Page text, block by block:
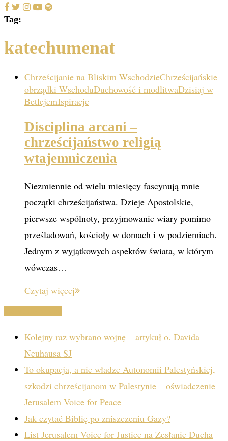
Tag:
katechumenat
Chrześcijanie na Bliskim WschodzieChrześcijańskie
obrządki WschoduDuchowość i modlitwaDzisiaj w
BetlejemIspiracje
Disciplina arcani –
chrześcijaństwo religią
wtajemniczenia
Niezmiennie od wielu miesięcy fascynują mnie
początki chrześcijaństwa. Dzieje Apostolskie,
pierwsze wspólnoty, przyjmowanie wiary pomimo
prześladowań, kościoły w domach i w podziemiach.
Jednym z wyjątkowych aspektów świata, w którym
wówczas…
Czytaj więcej
Kolejny raz wybrano wojnę – artykuł o. Davida
Neuhausa SJ
To okupacja, a nie władze Autonomii Palestyńskiej,
szkodzi chrześcijanom w Palestynie – oświadczenie
Jerusalem Voice for Peace
Jak czytać Biblię po zniszczeniu Gazy?
List Jerusalem Voice for Justice na Zesłanie Ducha